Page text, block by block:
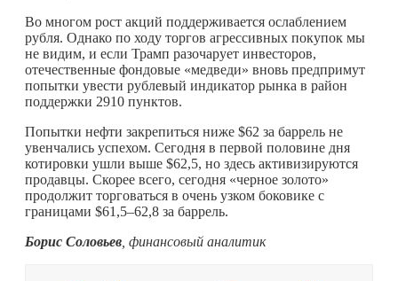
Во многом рост акций поддерживается ослаблением
рубля. Однако по ходу торгов агрессивных покупок мы
не видим, и если Трамп разочарует инвесторов,
отечественные фондовые «медведи» вновь предпримут
попытки увести рублевый индикатор рынка в район
поддержки 2910 пунктов.
Попытки нефти закрепиться ниже $62 за баррель не
увенчались успехом. Сегодня в первой половине дня
котировки ушли выше $62,5, но здесь активизируются
продавцы. Скорее всего, сегодня «черное золото»
продолжит торговаться в очень узком боковике с
границами $61,5–62,8 за баррель.
Борис Соловьев , финансовый аналитик